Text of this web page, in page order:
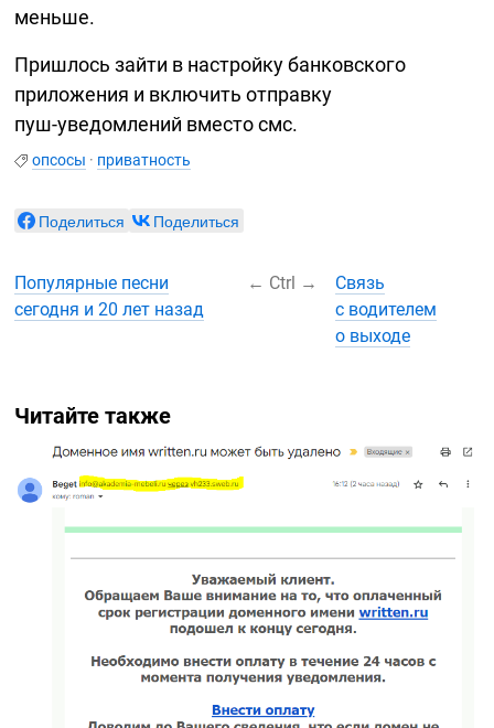
меньше.
Пришлось зайти в настройку банковского
приложения и включить отправку
пуш-уведомлений вместо смс.
опсосы · приватность
Поделиться Поделиться
Популярные песни
сегодня и 20 лет назад
← Ctrl →
Связь
с водителем
о выходе
Читайте также